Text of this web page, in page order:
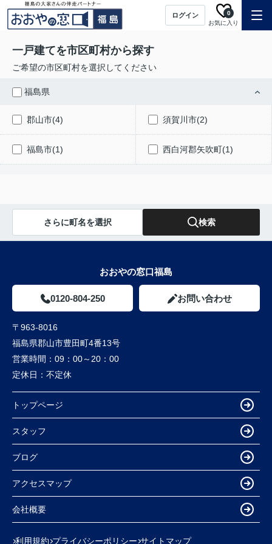
ログイン
お気に入り
0
一戸建てを市区町村から探す
ご希望の市区町村を選択してください
福島県
郡山市(4) 須賀川市(2)
福島市(1) 西白河郡矢吹町(1)
さらに町名を選択 検索
おおやの窓口福島
0120-804-250 お問い合わせ
〒963-8016
福島県郡山市豊田町4番13号
営業時間： 09：00～20：00
定休日： 不定休
トップページ
スタッフ
ブログ
アクセスマップ
会社概要
利用規約 プライバシーポリシー サイトマップ